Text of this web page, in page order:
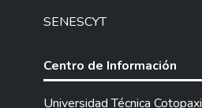
SENESCYT
Centro de Información
Universidad Técnica Cotopaxi